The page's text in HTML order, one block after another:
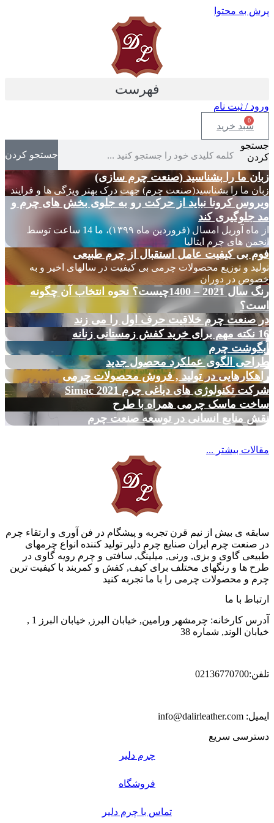
پرش به محتوا
فهرست
ورود / ثبت نام
0
سبد خرید
جستجو
کردن
جستجو کردن
زبان ما را بشناسید (صنعت چرم سازی)
زبان ما را بشناسید(صنعت چرم) جهت درک بهتر ویژگی ها و فرایند
ویروس کرونا نباید از حرکت رو به جلوی بخش های چرم و
مد جلوگیری کند
از ماه آوریل امسال (فروردین ماه ۱۳۹۹)، ما 14 ساعت توسط
انجمن های چرم ایتالیا
فوم بی کیفیت عامل استقبال از چرم طبیعی
تولید و توزیع محصولات چرمی بی کیفیت در سالهای اخیر و به
خصوص در دوران
رنگ سال 2021 – 1400چیست؟ نحوه انتخاب آن چگونه
است؟
در صنعت چرم خلاقیت حرف اول را می زند
16 نکته مهم برای خرید کفش زمستانی زنانه
آبگوشت چرم
طراحی الگوی عملکرد محصول جدید
راهکارهایی در تولید , فروش محصولات چرمی
شرکت تکنولوژی های دباغی چرم Simac 2021
ساخت ماسک چرمی همراه با طرح
نقش منابع انسانی در توسعه صنعت چرم
مقالات بیشتر ...
سابقه ی بیش از نیم قرن تجربه و پیشگام در فن آوری و ارتقاء چرم
در صنعت چرم ایران صنایع چرم دلیر تولید کننده انواع چرمهای
طبیعی گاوی و بزی, ورنی, میلینگ, سافتی و چرم رویه گاوی در
طرح ها و رنگهای مختلف برای کیف, کفش و کمربند با کیفیت ترین
چرم و محصولات چرمی را با ما تجربه کنید
ارتباط با ما
آدرس کارخانه: چرمشهر ورامین, خیابان البرز, خیابان البرز 1 ,
خیابان الوند, شماره 38
تلفن:02136770700
ایمیل: info@dalirleather.com
دسترسی سریع
چرم دلیر
فروشگاه
تماس با چرم دلیر